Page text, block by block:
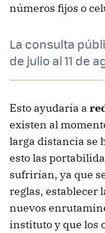
números fijos o
La consulta
de julio al 11 de
Esto ayudaría a
existen al
larga distancia se
esto las
sufrirían, ya que
reglas, establecer
nuevos
instituto y que los